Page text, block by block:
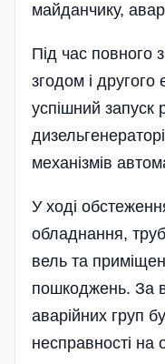
майданчику,
Під час повного
згодом і другого
успішний запуск
механізмів
У ході
обладнання,
вель та
пошко­джень. За
аварійних груп
несправності на